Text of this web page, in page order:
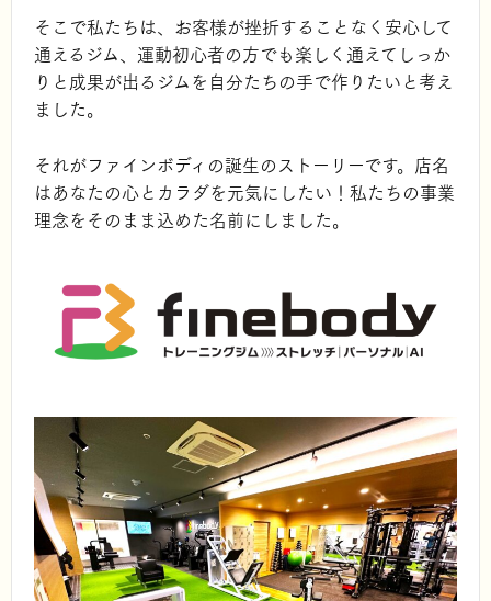
そこで私たちは、お客様が挫折することなく安心して
通えるジム、運動初心者の方でも楽しく通えてしっか
りと成果が出るジムを自分たちの手で作りたいと考え
ました。
それがファインボディの誕生のストーリーです。店名
はあなたの心とカラダを元気にしたい！私たちの事業
理念をそのまま込めた名前にしました。